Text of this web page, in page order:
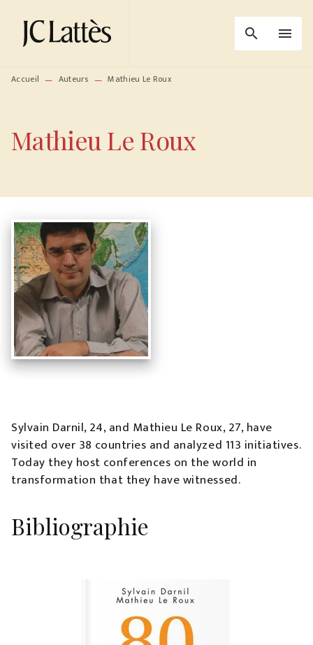
MENU RECHERCHE
PIED DE PAGE
search menu
Accueil — Auteurs — Mathieu Le Roux
Mathieu Le Roux
Sylvain Darnil, 24, and Mathieu Le Roux, 27, have
visited over 38 countries and analyzed 113 initiatives.
Today they host conferences on the world in
transformation that they have witnessed.
Bibliographie